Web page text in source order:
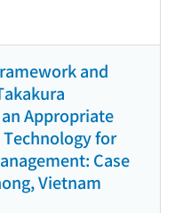
and
Appropriate
for
Case
Vietnam